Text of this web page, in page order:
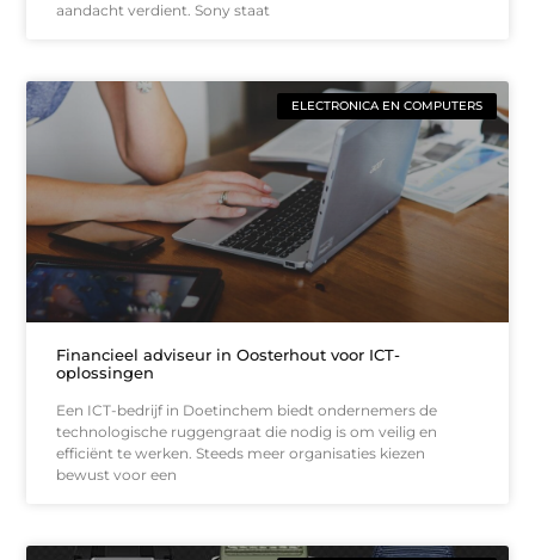
aandacht verdient. Sony staat
ELECTRONICA EN COMPUTERS
Financieel adviseur in Oosterhout voor ICT-
oplossingen
Een ICT-bedrijf in Doetinchem biedt ondernemers de
technologische ruggengraat die nodig is om veilig en
efficiënt te werken. Steeds meer organisaties kiezen
bewust voor een